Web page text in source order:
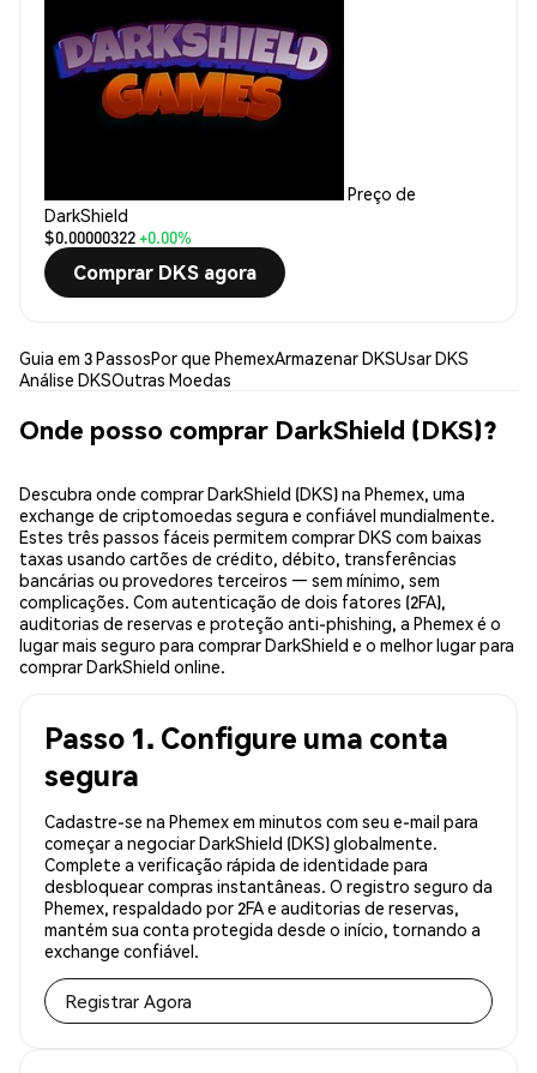
Preço de
DarkShield
$0.00000322+0.00%
Comprar DKS agora
Guia em 3 PassosPor que PhemexArmazenar DKSUsar DKS
Análise DKSOutras Moedas
Onde posso comprar DarkShield (DKS)?
Descubra onde comprar DarkShield (DKS) na Phemex, uma
exchange de criptomoedas segura e confiável mundialmente.
Estes três passos fáceis permitem comprar DKS com baixas
taxas usando cartões de crédito, débito, transferências
bancárias ou provedores terceiros — sem mínimo, sem
complicações. Com autenticação de dois fatores (2FA),
auditorias de reservas e proteção anti-phishing, a Phemex é o
lugar mais seguro para comprar DarkShield e o melhor lugar para
comprar DarkShield online.
Passo 1. Configure uma conta
segura
Cadastre-se na Phemex em minutos com seu e-mail para
começar a negociar DarkShield (DKS) globalmente.
Complete a verificação rápida de identidade para
desbloquear compras instantâneas. O registro seguro da
Phemex, respaldado por 2FA e auditorias de reservas,
mantém sua conta protegida desde o início, tornando a
exchange confiável.
Registrar Agora